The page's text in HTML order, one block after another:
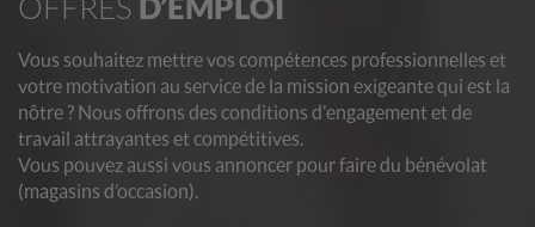
Vous souhaitez mettre vos compétences professionnelles et
votre motivation au service de la mission exigeante qui est la
nôtre ? Nous offrons des conditions d'engagement et de
travail attrayantes et compétitives.
Vous pouvez aussi vous annoncer pour faire du bénévolat
(magasins d’occasion).